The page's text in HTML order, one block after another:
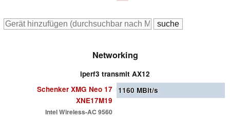
Networking
iperf3 transmit AX12
Schenker XMG Neo 17
XNE17M19
Intel Wireless-AC 9560
1160 MBit/s